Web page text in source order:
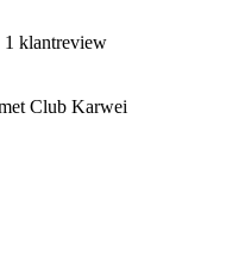
1 klantreview
Club Karwei